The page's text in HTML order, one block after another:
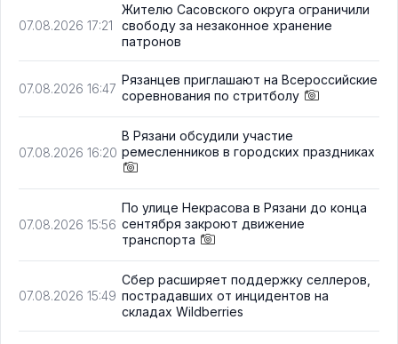
07.08.2026 17:21
Жителю Сасовского округа ограничили
свободу за незаконное хранение
патронов
07.08.2026 16:47
Рязанцев приглашают на Всероссийские
соревнования по стритболу
07.08.2026 16:20
В Рязани обсудили участие
ремесленников в городских праздниках
07.08.2026 15:56
По улице Некрасова в Рязани до конца
сентября закроют движение
транспорта
07.08.2026 15:49
Сбер расширяет поддержку селлеров,
пострадавших от инцидентов на
складах Wildberries